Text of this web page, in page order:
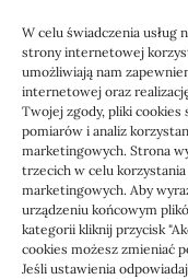
W celu świadczenia usług
strony internetowej
umożliwiają nam
internetowej oraz
Twojej zgody, pliki cookies
pomiarów i analiz
marketingowych. Strona
trzecich w celu
marketingowych. Aby
urządzeniu końcowym
kategorii kliknij przycisk
cookies możesz zmieniać
Jeśli ustawienia